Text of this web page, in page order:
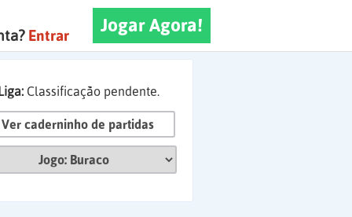
Jogar Agora!
Entrar
Classificação pendente.
Ver caderninho de partidas